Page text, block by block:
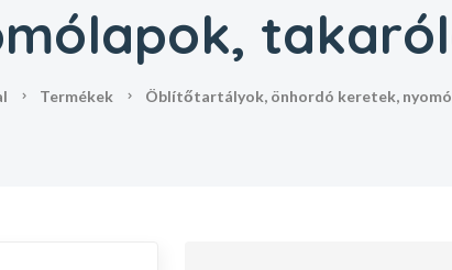
termékek öblítőtartályok, önhordó keretek,